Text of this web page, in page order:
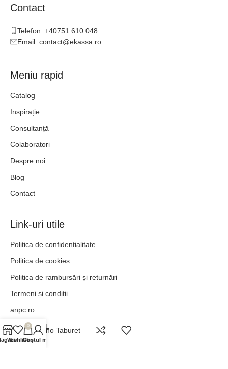
Contact
Telefon: +40751 610 048
Email: contact@ekassa.ro
Meniu rapid
Catalog
Inspirație
Consultanță
Colaboratori
Despre noi
Blog
Contact
Link-uri utile
Politica de confidențialitate
Politica de cookies
Politica de rambursări și returnări
Termeni și condiții
anpc.ro
ANPC - SALAbano Taburet
Wishlist
0
Coș
Contul meu